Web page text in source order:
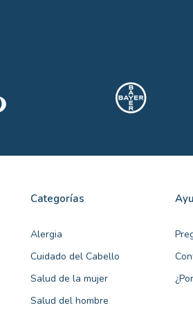
Categorías
Alergia
Cuidado del Cabello
Salud de la mujer
Salud del hombre